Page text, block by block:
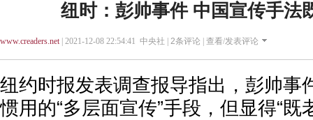
纽时：彭帅事件 中国宣传手法
www.creaders.net| 2021-12-08 22:54:41 中央社 | 2条评论 | 查看/发表评论
纽约时报发表调查报导指出，彭帅事
惯用的“多层面宣传”手段，但显得“既